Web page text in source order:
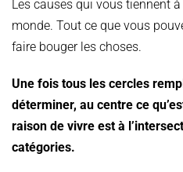
Les causes qui vous tiennent
monde. Tout ce que vous
faire bouger les choses.
Une fois tous les cercles
déterminer, au centre ce
raison de vivre est à
catégories.